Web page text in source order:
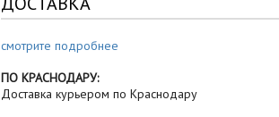
смотрите подробнее
ПО КРАСНОДАРУ:
Доставка курьером по Краснодару